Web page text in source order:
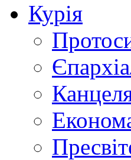
Курія